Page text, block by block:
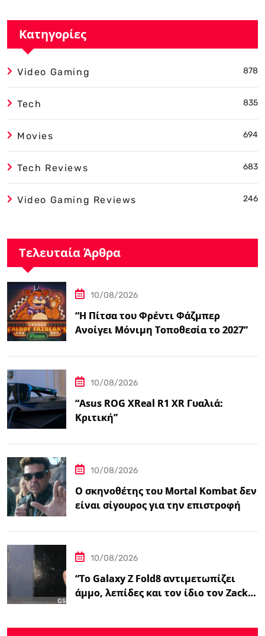
Κατηγορίες
Video Gaming 878
Tech 835
Movies 694
Tech Reviews 683
Video Gaming Reviews 246
Τελευταία Άρθρα
10/08/2026
“Η Πίτσα του Φρέντι Φάζμπερ
Ανοίγει Μόνιμη Τοποθεσία το 2027”
10/08/2026
“Asus ROG XReal R1 XR Γυαλιά:
Κριτική”
10/08/2026
Ο σκηνοθέτης του Mortal Kombat δεν
είναι σίγουρος για την επιστροφή
10/08/2026
“Το Galaxy Z Fold8 αντιμετωπίζει
άμμο, λεπίδες και τον ίδιο τον Zack…